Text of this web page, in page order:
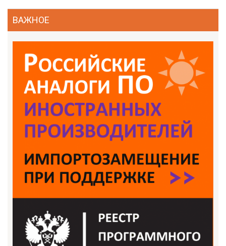
ВАЖНОЕ